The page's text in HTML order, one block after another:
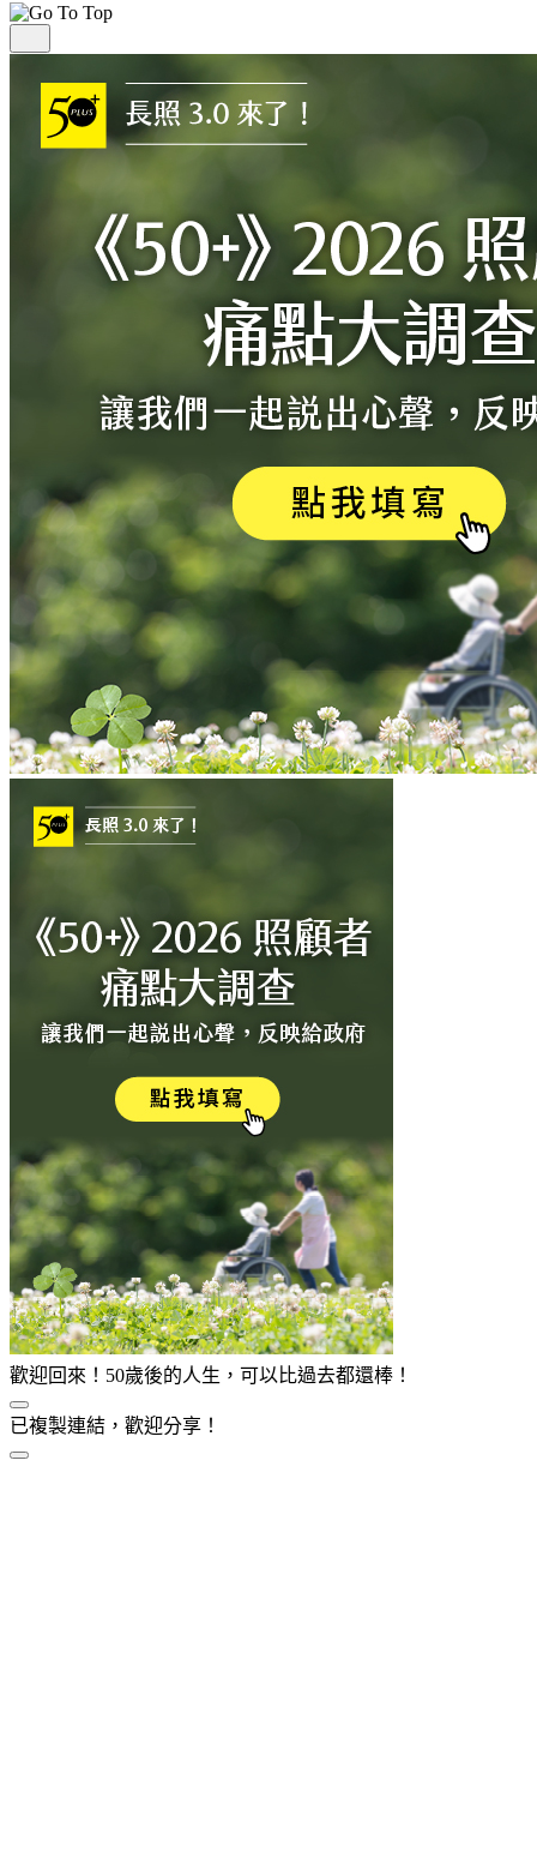
歡迎回來！50歲後的人生，可以比過去都還棒！
已複製連結，歡迎分享！